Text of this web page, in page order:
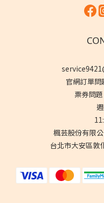
官網訂單
票券問
楓芸股份有限
台北市大安區敦